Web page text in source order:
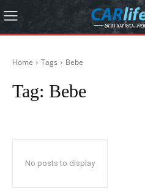
Home Tags Bebe
Tag: Bebe
No posts to display